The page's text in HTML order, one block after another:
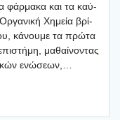
φάρ­μα­κα και τα καύ­
Χημεία βρί­
κάνου­με τα πρώ­τα
μαθαί­νο­ντας
ενώ­σε­ων,…